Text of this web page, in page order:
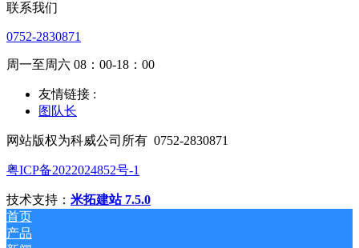
联系我们
0752-2830871
周一至周六 08：00-18：00
友情链接 :
图队长
网站版权为科威公司所有 0752-2830871
粤ICP备2022024852号-1
技术支持： 米拓建站 7.5.0
首页
产品